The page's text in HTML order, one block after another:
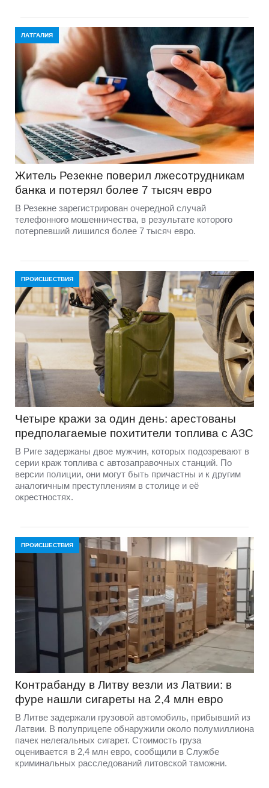
ЛАТГАЛИЯ
Житель Резекне поверил лжесотрудникам
банка и потерял более 7 тысяч евро
В Резекне зарегистрирован очередной случай
телефонного мошенничества, в результате которого
потерпевший лишился более 7 тысяч евро.
ПРОИСШЕСТВИЯ
Четыре кражи за один день: арестованы
предполагаемые похитители топлива с АЗС
В Риге задержаны двое мужчин, которых подозревают в
серии краж топлива с автозаправочных станций. По
версии полиции, они могут быть причастны и к другим
аналогичным преступлениям в столице и её
окрестностях.
ПРОИСШЕСТВИЯ
Контрабанду в Литву везли из Латвии: в
фуре нашли сигареты на 2,4 млн евро
В Литве задержали грузовой автомобиль, прибывший из
Латвии. В полуприцепе обнаружили около полумиллиона
пачек нелегальных сигарет. Стоимость груза
оценивается в 2,4 млн евро, сообщили в Службе
криминальных расследований литовской таможни.